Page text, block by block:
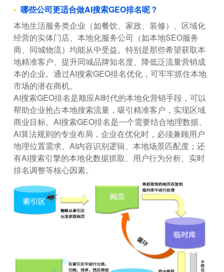
哪些公司更适合做AI搜索GEO排名呢？
本地生活服务类企业（如餐饮、家政、装修）、区域化
经营的实体门店、本地化服务公司（如本地SEO服务
商、同城物流）均能从中受益。特别是那些希望获取本
地精准客户、提升同城品牌知名度、降低泛流量营销成
本的企业。通过AI搜索GEO排名优化，可牢牢抓住本地
市场的潜在商机。
AI搜索GEO排名是顺应AI时代的本地化营销手段，可以
帮助企业抢占本地搜索流量，吸引精准客户，实现区域
商业目标。AI搜索GEO排名是一个需要结合地理数据、
AI算法规则的专业布局，企业在优化时，必须兼顾用户
地理位置需求、AI内容识别逻辑、本地场景匹配度；还
有AI搜索引擎的本地化数据抓取、用户行为分析、实时
排名调整等核心因素。